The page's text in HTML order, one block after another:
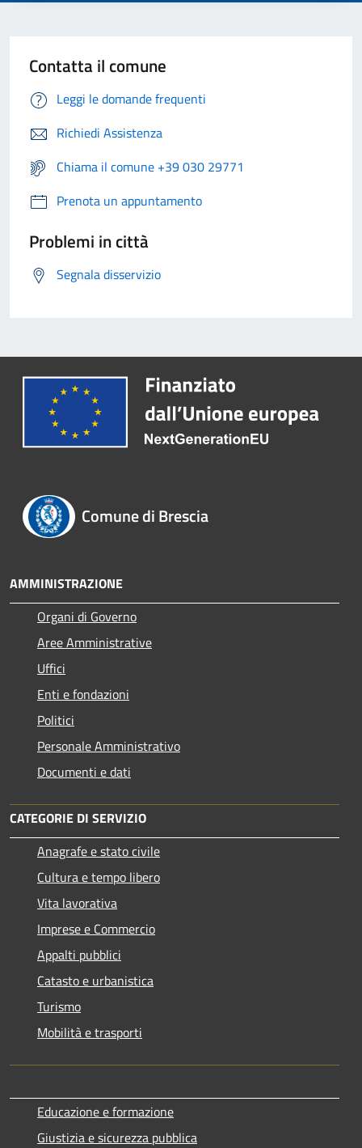
Contatta il comune
Leggi le domande frequenti
Richiedi Assistenza
Chiama il comune +39 030 29771
Prenota un appuntamento
Problemi in città
Segnala disservizio
Comune di Brescia
AMMINISTRAZIONE
Organi di Governo
Aree Amministrative
Uffici
Enti e fondazioni
Politici
Personale Amministrativo
Documenti e dati
CATEGORIE DI SERVIZIO
Anagrafe e stato civile
Cultura e tempo libero
Vita lavorativa
Imprese e Commercio
Appalti pubblici
Catasto e urbanistica
Turismo
Mobilità e trasporti
Educazione e formazione
Giustizia e sicurezza pubblica